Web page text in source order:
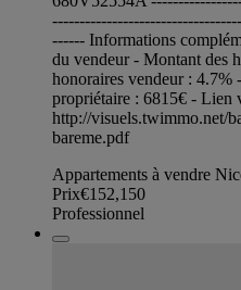
------ Informations
du vendeur - Montant des
honoraires vendeur : 4.7%
propriétaire : 6815€ - Lien
http://visuels.twimmo.net/
bareme.pdf
Appartements à vendre
Prix€152,150
Professionnel